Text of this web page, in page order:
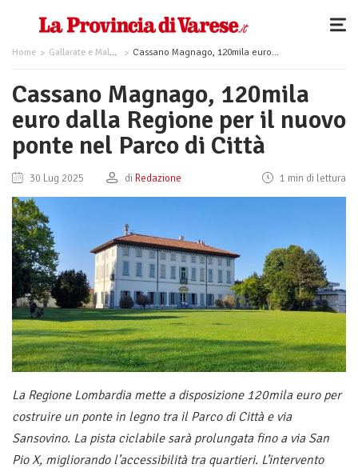
Home Gallarate e Malpensa Cassano Magnago, 120mila euro dalla Regione per il nuovo ponte nel Parco di Città
Cassano Magnago, 120mila
euro dalla Regione per il nuovo
ponte nel Parco di Città
30 Lug 2025 di Redazione 1 min di lettura
La Regione Lombardia mette a disposizione 120mila euro per
costruire un ponte in legno tra il Parco di Città e via
Sansovino. La pista ciclabile sarà prolungata fino a via San
Pio X, migliorando l’accessibilità tra quartieri. L’intervento